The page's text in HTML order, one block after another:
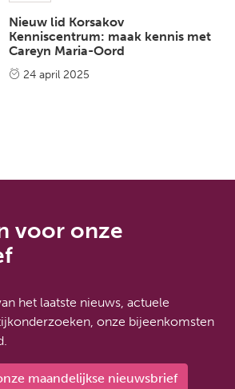
Nieuw lid Korsakov
Kenniscentrum: maak kennis met
Careyn Maria-Oord
24 april 2025
voor onze
het laatste nieuws, actuele
onze bijeenkomsten
maandelijkse nieuwsbrief